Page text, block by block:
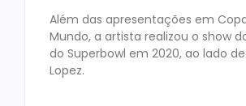
Além das apresentações em
Mundo, a artista realizou o show
do Superbowl em 2020, ao lado
Lopez.